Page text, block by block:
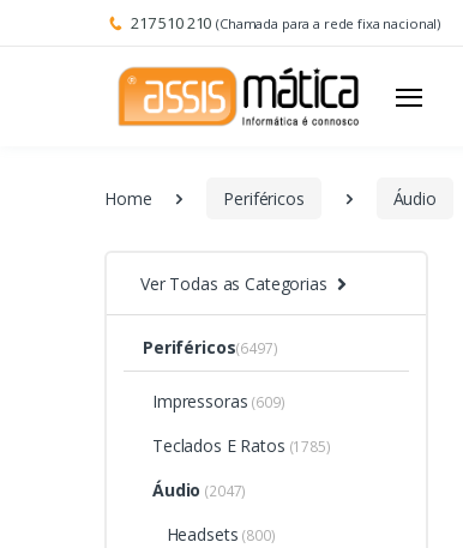
217 510 210 (Chamada para a rede fixa nacional)
Home Periféricos Áudio
Ver Todas as Categorias
Periféricos(6497)
Impressoras (609)
Teclados E Ratos (1785)
Áudio (2047)
Headsets (800)